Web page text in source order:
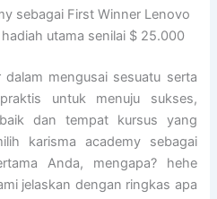
sebagai First Winner Lenovo
utama senilai $ 25.000
mengusai sesuatu serta
untuk menuju sukses,
dan tempat kursus yang
karisma academy sebagai
Anda, mengapa? hehe
jelaskan dengan ringkas apa